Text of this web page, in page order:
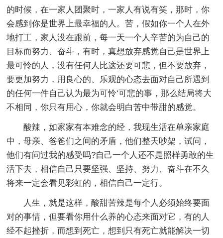
的时候，在一家人团聚时，一家人有说有笑，那时，你
会感到你是世界上最幸福的人。苦，假如你一个人在外
地打工，家人没在跟前，每一天一个人辛苦的为自己的
目标而努力、奋斗，有时，真想放弃感觉自己是世界上
最可怜的人，没有任何人比这还要可悲，但不要放弃，
要更加努力，用良心的、乐观的心态去面对自己所遇到
的任何一件自己认为最为可怜‘可悲的事，那么结局将大
不相同，你只有用心，你就会明白苦中带甜的感觉。
酸辣，如家家有本难念的经，我现生活在单亲家庭
中，母亲、爸爸们之间的矛盾，他们整天吵架，试问，
他们有问过我的感受吗?自己一个人还不是照样勇敢的生
活下去，相信自己只要坚强、坚持、努力、奋斗在不久
将来一定会看见彩虹的，相信自己一定行。
人生，就是这样，酸甜苦辣是每个人必须始终要面
对的事情，但要看你用什么养的心态来面对它，有的人
经不起挫折，而想到死亡，想到只有死亡就能解决一切